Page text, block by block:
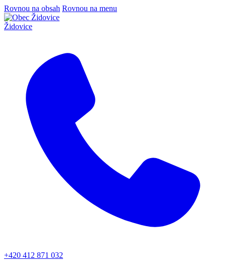
Rovnou na obsah Rovnou na menu
Židovice
+420 412 871 032